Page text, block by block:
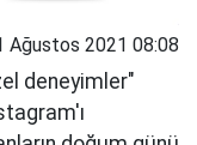
Ağustos 2021 08:08
deneyimler"